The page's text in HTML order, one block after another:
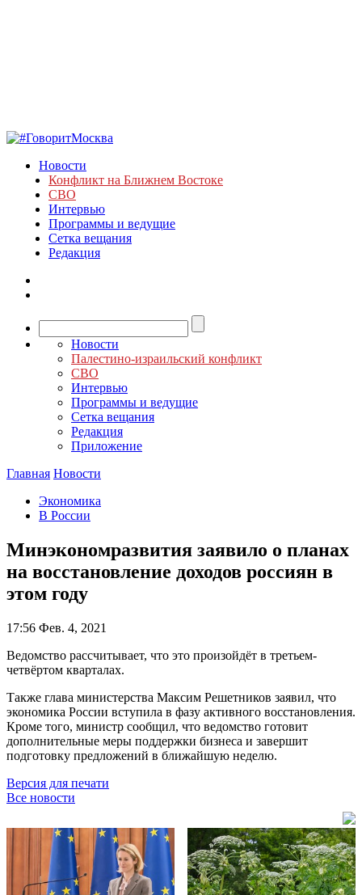
Новости
Конфликт на Ближнем Востоке
СВО
Интервью
Программы и ведущие
Сетка вещания
Редакция
Новости
Палестино-израильский конфликт
СВО
Интервью
Программы и ведущие
Сетка вещания
Редакция
Приложение
Главная Новости
Экономика
В России
Минэкономразвития заявило о планах
на восстановление доходов россиян в
этом году
17:56 Фев. 4, 2021
Ведомство рассчитывает, что это произойдёт в третьем-
четвёртом кварталах.
Также глава министерства Максим Решетников заявил, что
экономика России вступила в фазу активного восстановления.
Кроме того, министр сообщил, что ведомство готовит
дополнительные меры поддержки бизнеса и завершит
подготовку предложений в ближайшую неделю.
Версия для печати
Все новости